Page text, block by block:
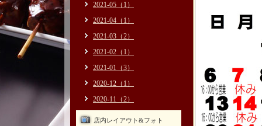
2021-05（1）
2021-04（1）
2021-03（2）
2021-02（1）
2021-01（3）
2020-12（1）
2020-11（2）
店内レイアウト&フォト